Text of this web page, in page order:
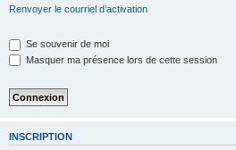
Renvoyer le courriel d’activation
Se souvenir de moi
Masquer ma présence lors de cette session
INSCRIPTION